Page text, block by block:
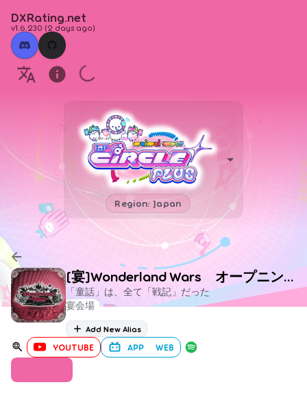
DXRating.net
v1.6.230 (2 days ago)
Region: Japan
[宴]Wonderland Wars オープニング
「童話」は、全て「戦記」だった
宴会場
Add New Alias
YOUTUBE APP WEB